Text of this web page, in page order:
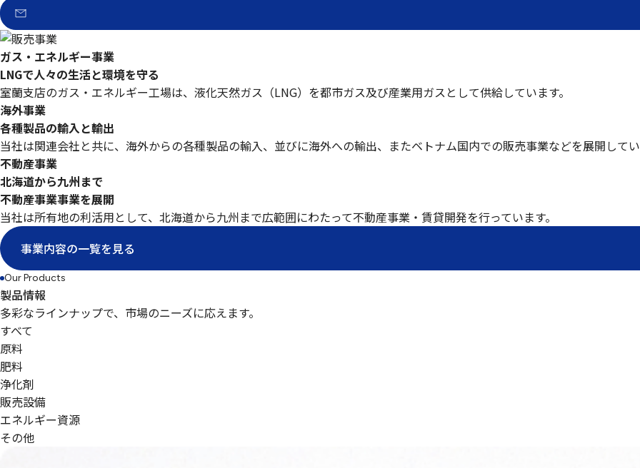
ガス・エネルギー事業
LNGで人々の生活と環境を守る
室蘭支店のガス・エネルギー工場は、液化天然ガス（LNG）を都市ガス及び産業用ガスとして供給しています。
海外事業
各種製品の輸入と輸出
当社は関連会社と共に、海外からの各種製品の輸入、並びに海外への輸出、またベトナム国内での販売事業などを展開して
不動産事業
北海道から九州まで
不動産事業事業を展開
当社は所有地の利活用として、北海道から九州まで広範囲にわたって不動産事業・賃貸開発を行っています。
事業内容の一覧を見る
Our Products
製品情報
多彩なラインナップで、市場のニーズに応えます。
すべて
原料
肥料
浄化剤
販売設備
エネルギー資源
その他